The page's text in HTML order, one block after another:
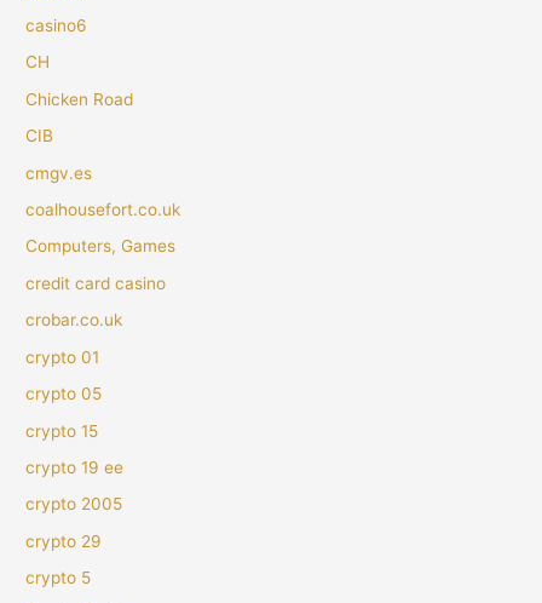
casino6
CH
Chicken Road
CIB
cmgv.es
coalhousefort.co.uk
Computers, Games
credit card casino
crobar.co.uk
crypto 01
crypto 05
crypto 15
crypto 19 ee
crypto 2005
crypto 29
crypto 5